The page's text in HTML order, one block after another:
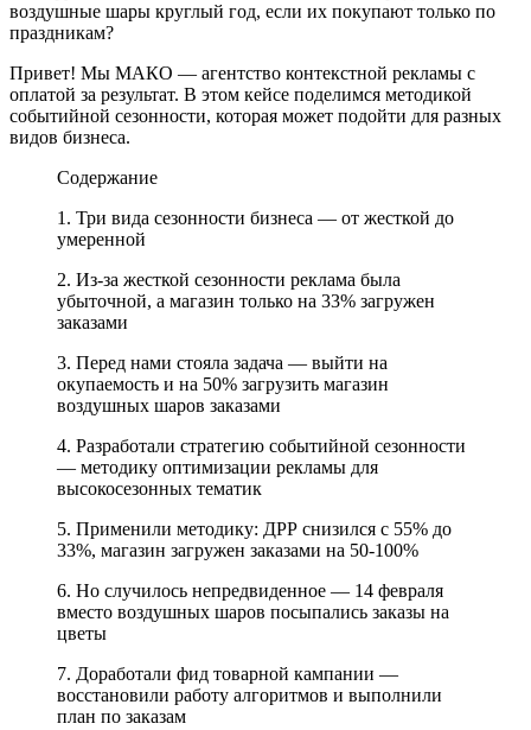
Привет! Мы МАКО ― агентство контекстной рекламы с
оплатой за результат. В этом кейсе поделимся методикой
событийной сезонности, которая может подойти для разных
видов бизнеса.
Содержание
1. Три вида сезонности бизнеса — от жесткой до
умеренной
2. Из-за жесткой сезонности реклама была
убыточной, а магазин только на 33% загружен
заказами
3. Перед нами стояла задача — выйти на
окупаемость и на 50% загрузить магазин
воздушных шаров заказами
4. Разработали стратегию событийной сезонности
— методику оптимизации рекламы для
высокосезонных тематик
5. Применили методику: ДРР снизился с 55% до
33%, магазин загружен заказами на 50-100%
6. Но случилось непредвиденное — 14 февраля
вместо воздушных шаров посыпались заказы на
цветы
7. Доработали фид товарной кампании —
восстановили работу алгоритмов и выполнили
план по заказам